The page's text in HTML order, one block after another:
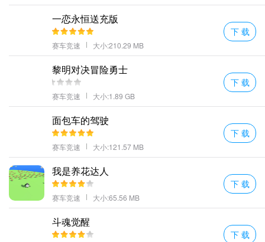
不同的乐趣。
城市机场货机3D游戏规则
为您的主要机器存放各种武器和其他酷物品;
起飞前会有很多话和工作作为空姐你的任务就是提前完成这些。
极酷的科幻未来风格尽享独特魅力畅享科幻时代。
城市机甲战士一款火爆的动作冒险游戏在游戏中玩家可以尽情享受
战斗带来的刺激游戏操作也非常简单易上手享受游戏带来的乐趣。
不同的战场和丰富的挑战等你解锁在更多的地图感受热血的对决。
惊人的控制给飞行员一个平稳的飞行体验感受在蓝天中飞翔的感觉
作为一架客机的机长带领您的乘客安全到达目的地。
多种不同种类的机器人游戏科幻感极强还有各种精彩激烈的战斗场
景让人十分热血；
更多好玩的手游，请持续关注顺发游戏网
一恋永恒送充版
赛车竞速 大小:210.29 MB
下 载
黎明对决冒险勇士
赛车竞速 大小:1.89 GB
下 载
面包车的驾驶
赛车竞速 大小:121.57 MB
下 载
我是养花达人
赛车竞速 大小:65.56 MB
下 载
斗魂觉醒
下 载